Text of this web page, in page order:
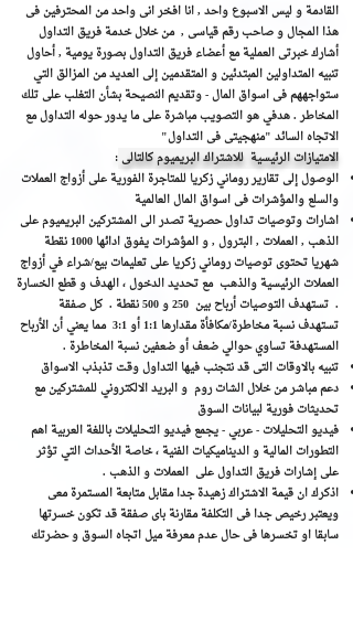
القادمة و ليس الاسبوع واحد , انا افخر انى واحد من المحترفين فى
هذا المجال و صاحب رقم قياسى , من خلال خدمة فريق التداول
أشارك خبرتى العملية مع أعضاء فريق التداول بصورة يومية , أحاول
تنبيه المتداولين المبتدئين و المتقدمين إلى العديد من المزالق التي
ستواجههم فى اسواق المال - وتقديم النصيحة بشأن التغلب على تلك
المخاطر . هدفي هو التصويب مباشرة على ما يدور حوله التداول مع
الاتجاه السائد "منهجيتى فى التداول"
الامتيازات الرئيسية للاشتراك البريميوم كالتالى:
الوصول إلى تقارير روماني زكريا للمتاجرة الفورية على أزواج العملات
والسلع والمؤشرات فى اسواق المال العالمية
اشارات وتوصيات تداول حصرية تصدر الى المشتركين البريميوم على
الذهب , العملات , البترول , و المؤشرات يفوق ادائها 1000 نقطة
شهريا تحتوى توصيات روماني زكريا على تعليمات بيع/شراء في أزواج
العملات الرئيسية والذهب مع تحديد الدخول ، الهدف و قطع الخسارة
. تستهدف التوصيات أرباح بين 250 و 500 نقطة . كل صفقة
تستهدف نسبة مخاطرة/مكافأة مقدارها 1:1 أو 3:1 مما يعني أن الأرباح
المستهدفة تساوي حوالي ضعف أو ضعفين نسبة المخاطرة .
تنبيه بالاوقات التى قد نتجنب فيها التداول وقت تذبذب الاسواق
دعم مباشر من خلال الشات روم و البريد الالكتروني للمشتركين مع
تحديثات فورية لبيانات السوق
فيديو التحليلات - عربي - يجمع فيديو التحليلات باللغة العربية اهم
التطورات المالية و الديناميكيات الفنية ، خاصة الأحداث التي تؤثر
على إشارات فريق التداول على العملات و الذهب .
اذكرك ان قيمة الاشتراك زهيدة جدا مقابل متابعة المستمرة معى
ويعتبر رخيص جدا فى التكلفة مقارنة باى صفقة قد تكون خسرتها
سابقا او تخسرها فى حال عدم معرفة ميل اتجاه السوق و حضرتك